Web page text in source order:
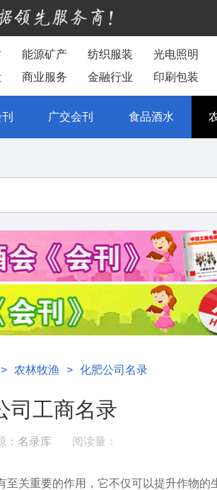
能源矿产 纺织服装 光电照明
商业服务 金融行业 印刷包装
广交会刊 食品酒水
> 农林牧渔 > 化肥公司名录
司工商名录
： 名录库 阅读量：
至关重要的作用，它不仅可以提升作物的